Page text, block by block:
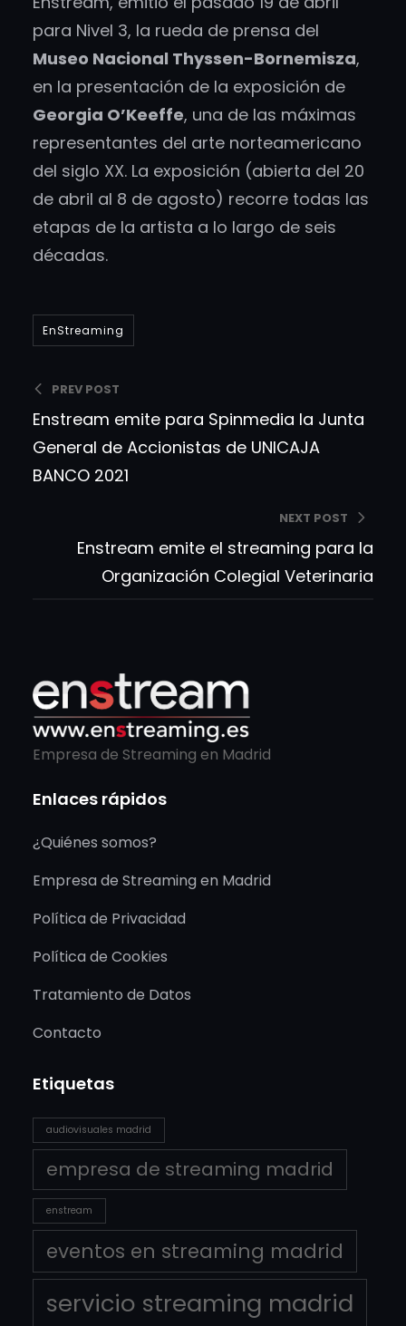
para Nivel 3, la rueda de prensa del
Museo Nacional Thyssen-Bornemisza,
en la presentación de la exposición de
Georgia O’Keeffe, una de las máximas
representantes del arte norteamericano
del siglo XX. La exposición (abierta del 20
de abril al 8 de agosto) recorre todas las
etapas de la artista a lo largo de seis
décadas.
EnStreaming
PREV POST
Enstream emite para Spinmedia la Junta
General de Accionistas de UNICAJA
BANCO 2021
NEXT POST
Enstream emite el streaming para la
Organización Colegial Veterinaria
Empresa de Streaming en Madrid
Enlaces rápidos
¿Quiénes somos?
Empresa de Streaming en Madrid
Política de Privacidad
Política de Cookies
Tratamiento de Datos
Contacto
Etiquetas
audiovisuales madrid
empresa de streaming madrid
enstream
eventos en streaming madrid
servicio streaming madrid